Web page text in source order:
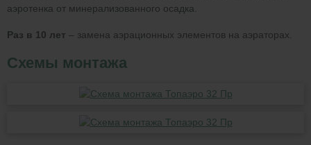
аэротенка от минерализованного осадка.
Раз в 10 лет – замена аэрационных элементов на аэраторах.
Схемы монтажа